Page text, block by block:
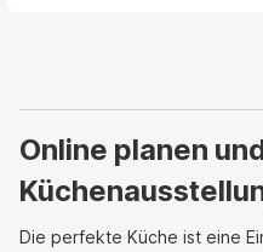
Online planen
Die perfekte Küche ist eine